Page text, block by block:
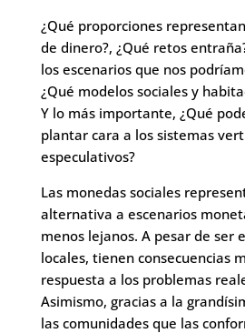
¿Qué proporciones
de dinero?, ¿Qué retos
los escenarios que nos
¿Qué modelos sociales y
Y lo más importante, ¿Qué
plantar cara a los sistemas
especulativos?
Las monedas sociales
alternativa a escenarios
menos lejanos. A pesar de ser
locales, tienen consecuencias
respuesta a los problemas
Asimismo, gracias a la
las comunidades que las